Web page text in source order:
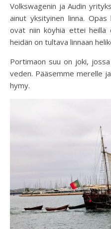
Volkswagenin ja Audin
ainut yksityinen linna.
ovat niin köyhiä ettei
heidän on tultava linnaan
Portimaon suu on joki,
veden. Pääsemme merelle
hymy.